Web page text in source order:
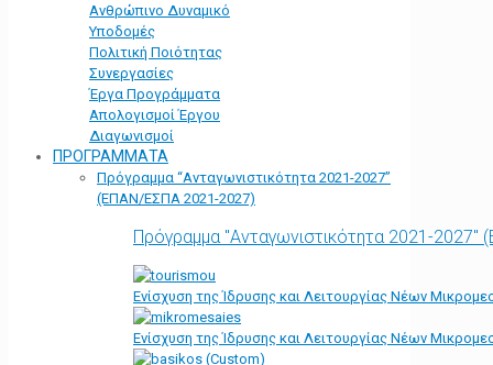
Ανθρώπινο Δυναμικό
Υποδομές
Πολιτική Ποιότητας
Συνεργασίες
Έργα Προγράμματα
Απολογισμοί Έργου
Διαγωνισμοί
ΠΡΟΓΡΑΜΜΑΤΑ
Πρόγραμμα “Ανταγωνιστικότητα 2021-2027”
(ΕΠΑΝ/ΕΣΠΑ 2021-2027)
Πρόγραμμα "Ανταγωνιστικότητα 2021-
Ενίσχυση της Ίδρυσης και Λειτουργίας Νέων
Ενίσχυση της Ίδρυσης και Λειτουργίας Νέων